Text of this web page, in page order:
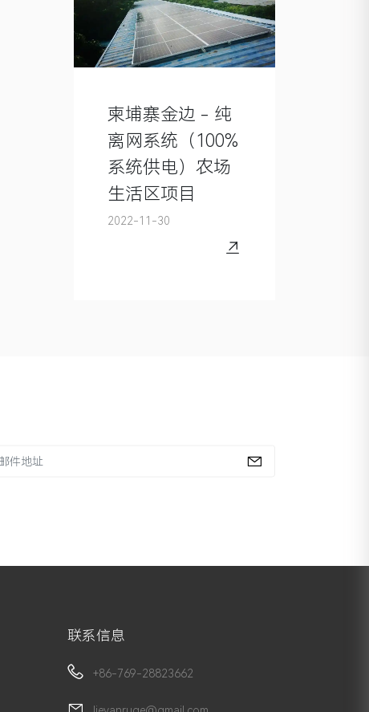
柬埔寨金边 - 纯
离网系统（100%
系统供电）农场
生活区项目
2022-11-30
联系信息
+86-769-28823662